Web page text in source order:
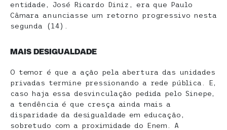
entidade, José Ricardo Diniz, era que Paulo
Câmara anunciasse um retorno progressivo nesta
segunda (14).
MAIS DESIGUALDADE
O temor é que a ação pela abertura das unidades
privadas termine pressionando a rede pública. E,
caso haja essa desvinculação pedida pelo Sinepe,
a tendência é que cresça ainda mais a
disparidade da desigualdade em educação,
sobretudo com a proximidade do Enem. A